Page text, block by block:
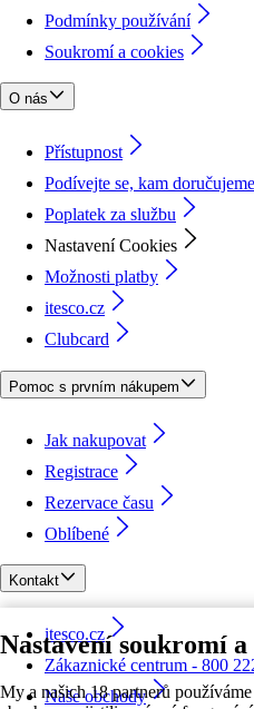
Nastavení soukromí a
My a našich 18 partnerů
Podmínky používání
Soukromí a cookies
O nás
Přístupnost
Podívejte se, kam doručujeme
Poplatek za službu
Nastavení Cookies
Možnosti platby
itesco.cz
Clubcard
Pomoc s prvním nákupem
Jak nakupovat
Registrace
Rezervace času
Oblíbené
Kontakt
itesco.cz
Zákaznické centrum - 800
Naše obchody